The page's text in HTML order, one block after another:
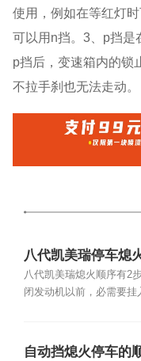
使用，例如在等红灯
可以用n挡。3、p挡是
p挡后，变速箱内的锁
不拉手刹也无法走动。
八代凯美瑞停车熄
八代凯美瑞熄火顺序有2
闭发动机以前，必需要挂
自动挡熄火停车的